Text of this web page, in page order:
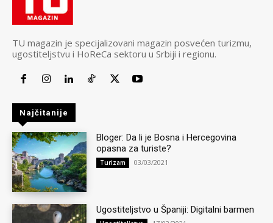
TU magazin je specijalizovani magazin posvećen turizmu,
ugostiteljstvu i HoReCa sektoru u Srbiji i regionu.
Najčitanije
Bloger: Da li je Bosna i Hercegovina
opasna za turiste?
Turizam 03/03/2021
Ugostiteljstvo u Španiji: Digitalni barmen